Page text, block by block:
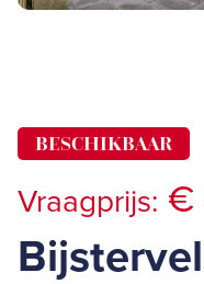
BESCHIKBAAR
Vraagprijs: €